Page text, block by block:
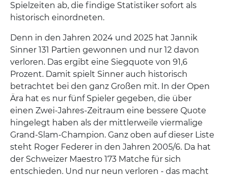
Spielzeiten ab, die findige Statistiker sofort als
historisch einordneten.
Denn in den Jahren 2024 und 2025 hat Jannik
Sinner 131 Partien gewonnen und nur 12 davon
verloren. Das ergibt eine Siegquote von 91,6
Prozent. Damit spielt Sinner auch historisch
betrachtet bei den ganz Großen mit. In der Open
Ära hat es nur fünf Spieler gegeben, die über
einen Zwei-Jahres-Zeitraum eine bessere Quote
hingelegt haben als der mittlerweile viermalige
Grand-Slam-Champion. Ganz oben auf dieser Liste
steht Roger Federer in den Jahren 2005/6. Da hat
der Schweizer Maestro 173 Matche für sich
entschieden. Und nur neun verloren - das macht